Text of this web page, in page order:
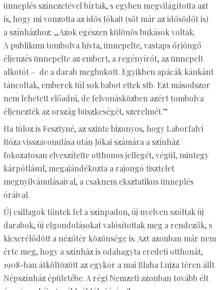
ünneplés színezetével bírtak, s egyben megvilágította azt
is, hogy mi vonzotta az idős Jókait (sőt már az idősödőt is)
a színházhoz: „Azok egészen különös bukások voltak.
A publikum tombolva hívta, ünnepelte, vastaps őrjöngő
éljenzés ünnepelte az embert, a regényírót, az ünnepelt
alkotót – de a darab megbukott. Egyikben apácák kánkánt
táncoltak, emberek túl sok babot ettek stb. Ezt másodszor
nem lehetett előadni, de felvonásközben azért tombolva
éljenezték az ország büszkeségét, szerelmét.”
Ha túloz is Fesztyné, az szinte bizonyos, hogy Laborfalvi
Róza visszavonulása után Jókai számára a színház
fokozatosan elveszítette otthonos jellegét, végül, mintegy
kárpótlásul, megajándékozta a rajongó tisztelet
megnyilvánulásaival, a csaknem eksztatikus ünneplés
óráival.
Új csillagok tűntek fel a színpadon, új nyelven szóltak új
darabok, új elgondolásokat valósítottak meg a rendezők, s
kicserélődött a nézőtér közönsége is. Azt azonban már nem
érte meg, hogy a színház is odahagyta eredeti otthonát,
1908-ban átköltözött az egykor a mai Blaha Lujza téren állt
Népszínház épületébe. A régi Nemzeti azonban tovább élt